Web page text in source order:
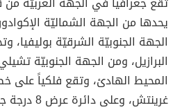
يحدها من الجهة الشماليّة
الجهة الجنوبيّة الشرقيّة
البرازيل، ومن الجهة الجنوبيّة
غرينتش، وعلى دائرة عرض 8 درجة جنوب خط الاستواء.